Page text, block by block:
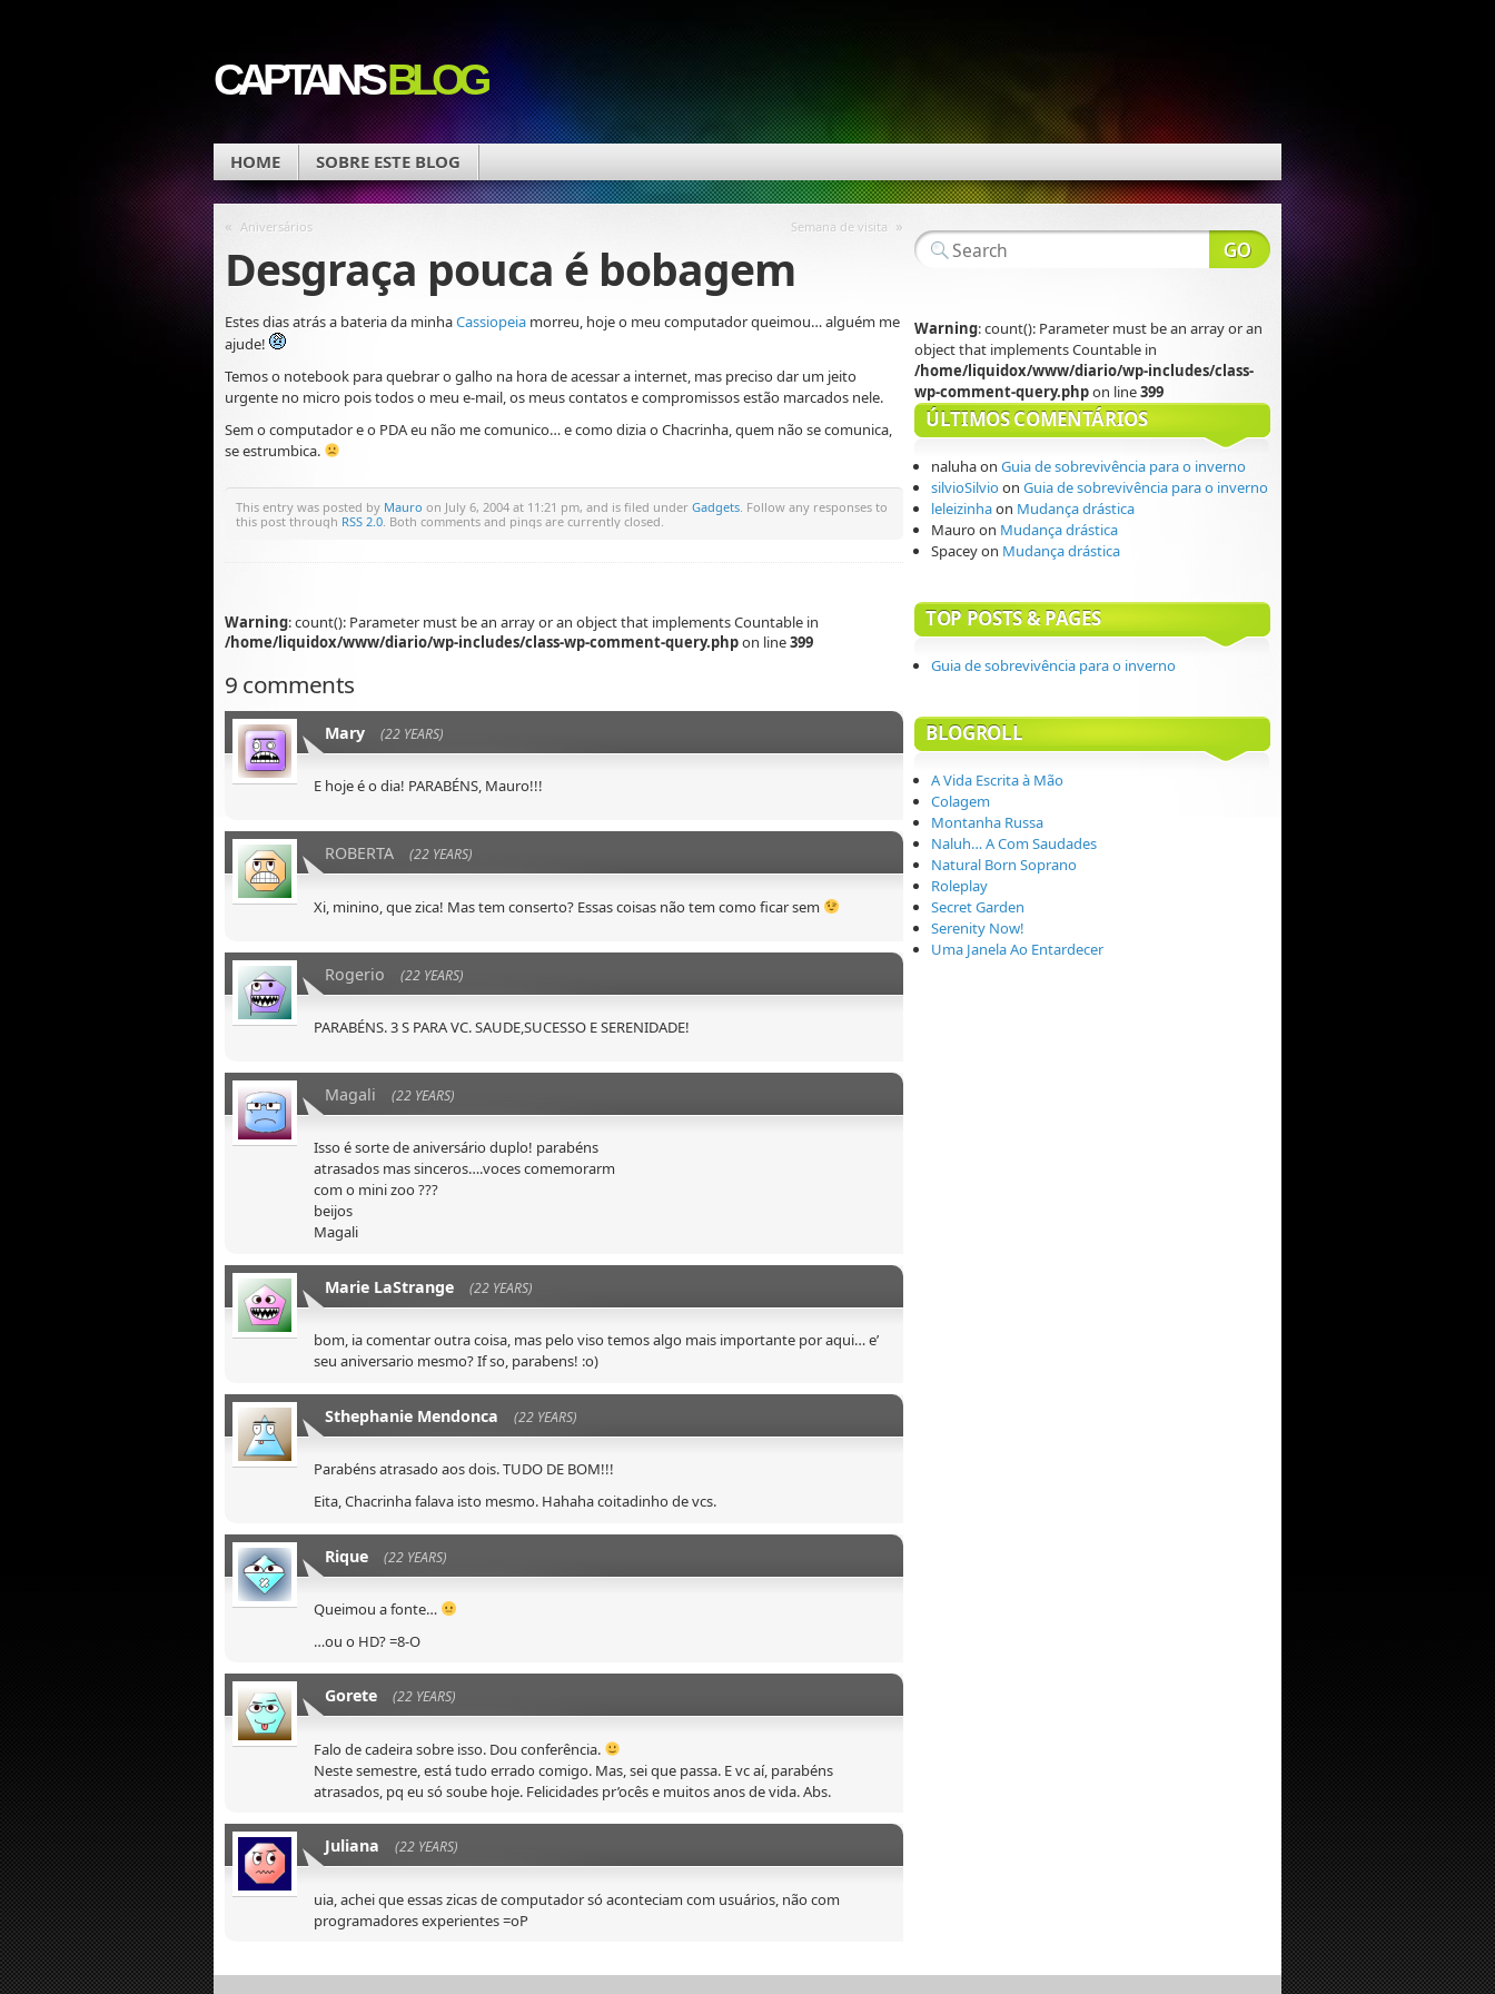
CAPTAIN'SBLOG
HOME SOBRE ESTE BLOG
« Aniversários Semana de visita »
Desgraça pouca é bobagem
Estes dias atrás a bateria da minhaCassiopeia morreu, hoje o meu computador queimou… alguém me
ajude!
Temos o notebook para quebrar o galho na hora de acessar a internet, mas preciso dar um jeito
urgente no micro pois todos o meu e-mail, os meus contatos e compromissos estão marcados nele.
Sem o computador e o PDA eu não me comunico… e como dizia o Chacrinha, quem não se comunica,
se estrumbica.
This entry was posted by Mauro on July 6, 2004 at 11:21 pm, and is filed under Gadgets . Follow any responses to
this post through RSS 2.0 . Both comments and pings are currently closed.
Warning: count(): Parameter must be an array or an object that implements Countable in
/home/liquidox/www/diario/wp-includes/class-wp-comment-query.phpon line399
9 comments
Mary (22 YEARS)
E hoje é o dia! PARABÉNS, Mauro!!!
ROBERTA (22 YEARS)
Xi, minino, que zica! Mas tem conserto? Essas coisas não tem como ficar sem
Rogerio (22 YEARS)
PARABÉNS. 3 S PARA VC. SAUDE,SUCESSO E SERENIDADE!
Magali (22 YEARS)
Isso é sorte de aniversário duplo! parabéns
atrasados mas sinceros….voces comemorarm
com o mini zoo ???
beijos
Magali
Marie LaStrange (22 YEARS)
bom, ia comentar outra coisa, mas pelo viso temos algo mais importante por aqui… e’
seu aniversario mesmo? If so, parabens! :o)
Sthephanie Mendonca (22 YEARS)
Parabéns atrasado aos dois. TUDO DE BOM!!!
Eita, Chacrinha falava isto mesmo. Hahaha coitadinho de vcs.
Rique (22 YEARS)
Queimou a fonte…
…ou o HD? =8-O
Gorete (22 YEARS)
Falo de cadeira sobre isso. Dou conferência.
Neste semestre, está tudo errado comigo. Mas, sei que passa. E vc aí, parabéns
atrasados, pq eu só soube hoje. Felicidades pr’ocês e muitos anos de vida. Abs.
Juliana (22 YEARS)
uia, achei que essas zicas de computador só aconteciam com usuários, não com
programadores experientes =oP
Warning: count(): Parameter must be an array or an
object that implements Countable in
/home/liquidox/www/diario/wp-includes/class-
wp-comment-query.phpon line399
ÚLTIMOS COMENTÁRIOS
naluhaon Guia de sobrevivência para o inverno
silvioSilvioon Guia de sobrevivência para o inverno
leleizinhaon Mudança drástica
Mauroon Mudança drástica
Spaceyon Mudança drástica
TOP POSTS & PAGES
Guia de sobrevivência para o inverno
BLOGROLL
A Vida Escrita à Mão
Colagem
Montanha Russa
Naluh… A Com Saudades
Natural Born Soprano
Roleplay
Secret Garden
Serenity Now!
Uma Janela Ao Entardecer